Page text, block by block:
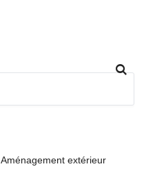
Aménagement extérieur